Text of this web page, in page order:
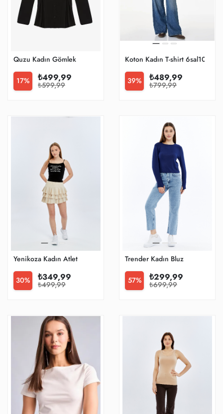
Quzu Kadın Gömlek
17% ₺499,99
₺599,99
Koton Kadın T-shirt
39% ₺489,99
₺799,99
Yenikoza Kadın Atlet
30% ₺349,99
₺499,99
Trender Kadın Bluz
57% ₺299,99
₺699,99